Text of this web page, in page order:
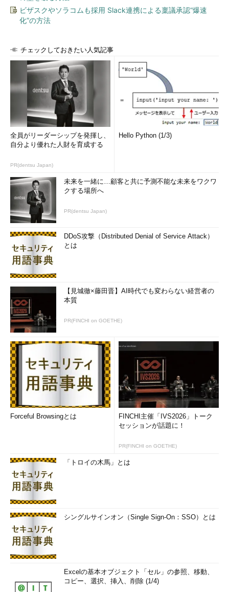
ビザスクやソラコムも採用 Slack連携による稟議承認“爆速
化”の方法
チェックしておきたい人気記事
全員がリーダーシップを発揮し、
自分より優れた人財を育成する
PR(dentsu Japan)
Hello Python (1/3)
未来を一緒に…顧客と共に予測不能な未来をワクワ
クする場所へ
PR(dentsu Japan)
DDoS攻撃（Distributed Denial of Service Attack）
とは
【見城徹×藤田晋】AI時代でも変わらない経営者の
本質
PR(FINCHI on GOETHE)
Forceful Browsingとは
FINCHI主催「IVS2026」トーク
セッションが話題に！
PR(FINCHI on GOETHE)
「トロイの木馬」とは
シングルサインオン（Single Sign-On：SSO）とは
Excelの基本オブジェクト「セル」の参照、移動、
コピー、選択、挿入、削除 (1/4)